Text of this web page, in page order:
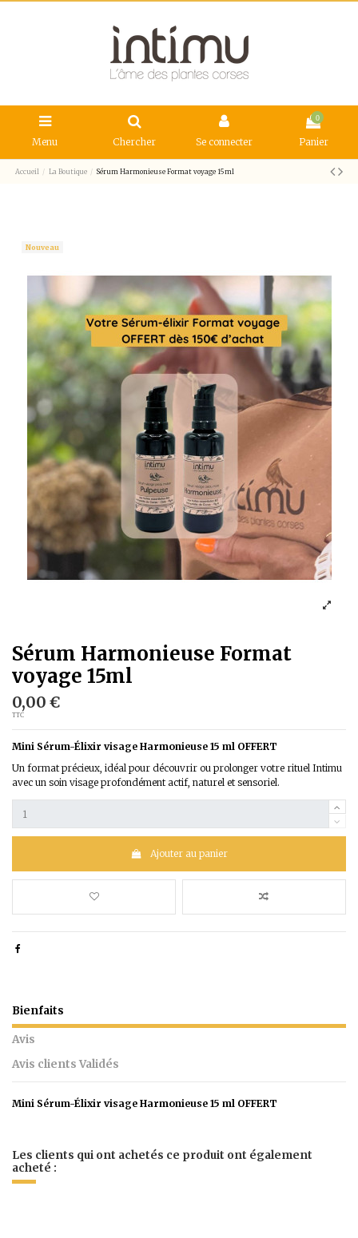
Menu Chercher Se connecter
0
Panier
Accueil La Boutique Sérum Harmonieuse Format voyage 15ml
Nouveau
Sérum Harmonieuse Format
voyage 15ml
0,00 €
TTC
Mini Sérum-Élixir visage Harmonieuse 15 ml OFFERT
Un format précieux, idéal pour découvrir ou prolonger votre rituel Intimu
avec un soin visage profondément actif, naturel et sensoriel.
Ajouter au panier
Bienfaits
Avis
Avis clients Validés
Mini Sérum-Élixir visage Harmonieuse 15 ml OFFERT
Les clients qui ont achetés ce produit ont également
acheté :